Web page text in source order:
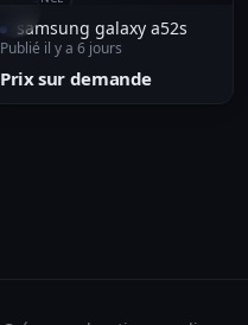
samsung galaxy a52s
Publié il y a 6 jours
Prix sur demande